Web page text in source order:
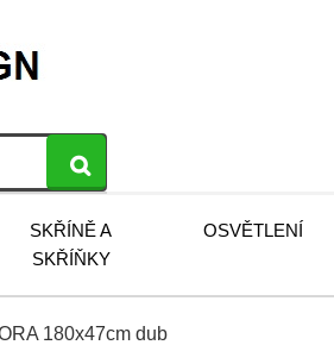
SKŘÍNĚ A
SKŘÍŇKY
OSVĚTLENÍ
180x47cm dub